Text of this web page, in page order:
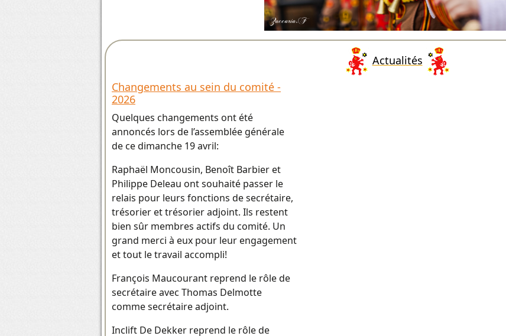
Actualités
Changements au sein du comité -
2026
Quelques changements ont été
annoncés lors de l’assemblée générale
de ce dimanche 19 avril:
Raphaël Moncousin, Benoît Barbier et
Philippe Deleau ont souhaité passer le
relais pour leurs fonctions de secrétaire,
trésorier et trésorier adjoint. Ils restent
bien sûr membres actifs du comité. Un
grand merci à eux pour leur engagement
et tout le travail accompli!
François Maucourant reprend le rôle de
secrétaire avec Thomas Delmotte
comme secrétaire adjoint.
Inclift De Dekker reprend le rôle de